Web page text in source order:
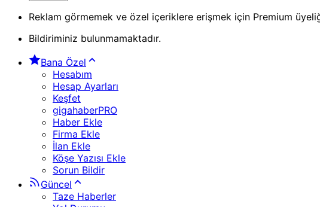
Reklam görmemek ve özel içeriklere erişmek için Premium
Bildiriminiz bulunmamaktadır.
Bana Özel
Hesabım
Hesap Ayarları
Keşfet
gigahaberPRO
Haber Ekle
Firma Ekle
İlan Ekle
Köşe Yazısı Ekle
Sorun Bildir
Güncel
Taze Haberler